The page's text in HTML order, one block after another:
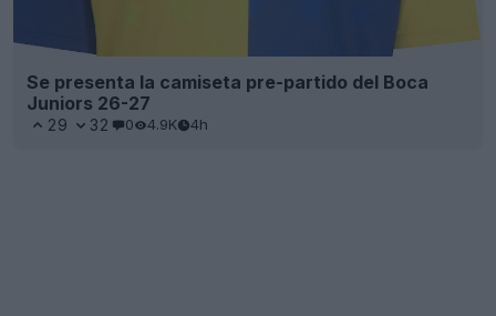
Se presenta la camiseta pre-partido del Boca
Juniors 26-27
29 32 0 4.9K 4h